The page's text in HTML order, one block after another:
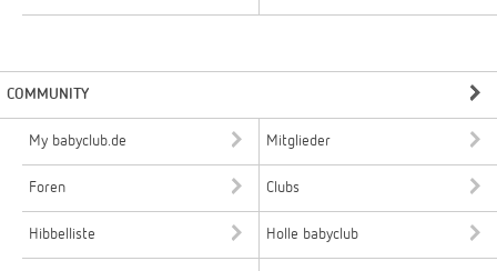
COMMUNITY
My babyclub.de Mitglieder
Foren Clubs
Hibbelliste Holle babyclub